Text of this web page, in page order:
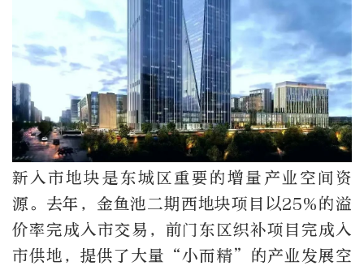
新入市地块是东城区重要的增量产业空间资
源。去年，金鱼池二期西地块项目以25%的溢
价率完成入市交易，前门东区织补项目完成入
市供地，提供了大量“小而精”的产业发展空